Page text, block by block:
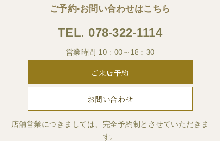
ご予約•お問い合わせはこちら
TEL. 078-322-1114
営業時間 10：00～18：30
ご来店予約
お問い合わせ
店舗営業につきましては、完全予約制とさせていただきま
す。